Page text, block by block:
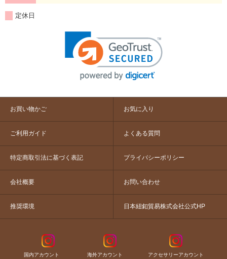
定休日
お買い物かご お気に入り
ご利用ガイド よくある質問
特定商取引法に基づく表記 プライバシーポリシー
会社概要 お問い合わせ
推奨環境 日本紐釦貿易株式会社公式HP
国内アカウント
海外アカウント
アクセサリーアカウント